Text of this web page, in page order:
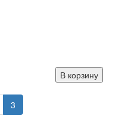
В корзину
3